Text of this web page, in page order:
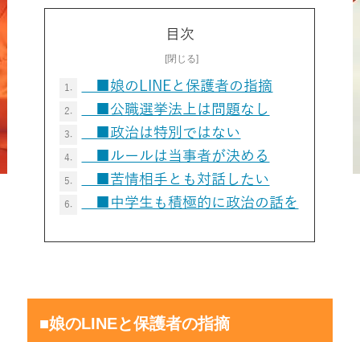
目次
1. ■娘のLINEと保護者の指摘
2. ■公職選挙法上は問題なし
3. ■政治は特別ではない
4. ■ルールは当事者が決める
5. ■苦情相手とも対話したい
6. ■中学生も積極的に政治の話を
■娘のLINEと保護者の指摘